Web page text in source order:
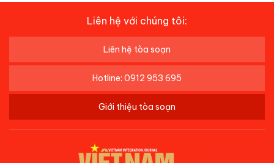
Liên hệ với chúng tôi:
Liên hệ tòa soạn
Hotline: 0912 953 695
Giới thiệu tòa soạn